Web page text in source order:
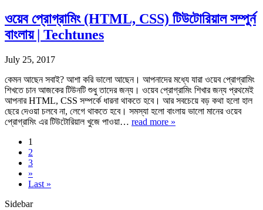
ওয়েব প্রোগ্রামিং (HTML, CSS) টিউটোরিয়াল সম্পুর্ন
বাংলায় | Techtunes
July 25, 2017
কেমন আছেন সবাই? আশা করি ভালো আছেন। আপনাদের মধ্যে যারা ওয়েব প্রোগ্রামিং
শিখতে চান আজকের টিউনটি শুধু তাদের জন্য। ওয়েব প্রোগ্রামিং শিখার জন্য প্রথমেই
আপনার HTML, CSS সম্পর্কে ধারনা থাকতে হবে। আর সবচেয়ে বড় কথা হলো হাল
ছেরে দেওয়া চলবে না, লেগে থাকতে হবে। সমস্যা হলো বাংলায় ভালো মানের ওয়েব
প্রোগ্রামিং এর টিউটোরিয়াল খুজে পাওয়া… read more »
1
2
3
»
Last »
Sidebar